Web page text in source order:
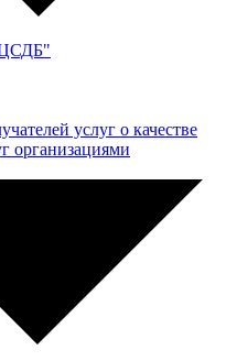
услуг о качестве
организациями